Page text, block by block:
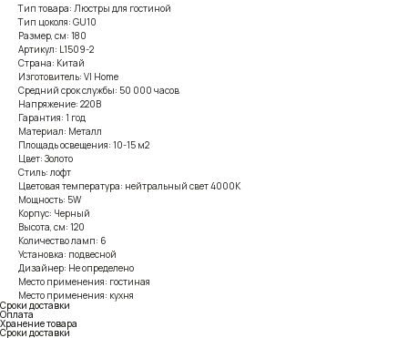
Тип товара: Люстры для гостиной
Тип цоколя: GU10
Размер, см: 180
Артикул: L1509-2
Страна: Китай
Изготовитель: VI Home
Средний срок службы: 50 000 часов
Напряжение: 220В
Гарантия: 1 год
Материал: Металл
Площадь освещения: 10-15 м2
Цвет: Золото
Стиль: лофт
Цветовая температура: нейтральный свет 4000К
Мощность: 5W
Корпус: Черный
Высота, см: 120
Количество ламп: 6
Установка: подвесной
Дизайнер: Не определено
Место применения: гостиная
Место применения: кухня
Сроки доставки
Оплата
Хранение товара
Сроки доставки